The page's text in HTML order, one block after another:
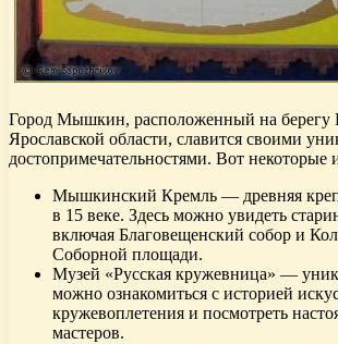
Город Мышкин, расположенный на берегу
Ярославской области, славится своими
достопримечательностями. Вот некоторые
Мышкинский Кремль — древняя
в 15 веке. Здесь можно увидеть
включая Благовещенский собор и
Соборной площади.
Музей «Русская кружевница» —
можно ознакомиться с историей
кружевоплетения и посмотреть
мастеров.